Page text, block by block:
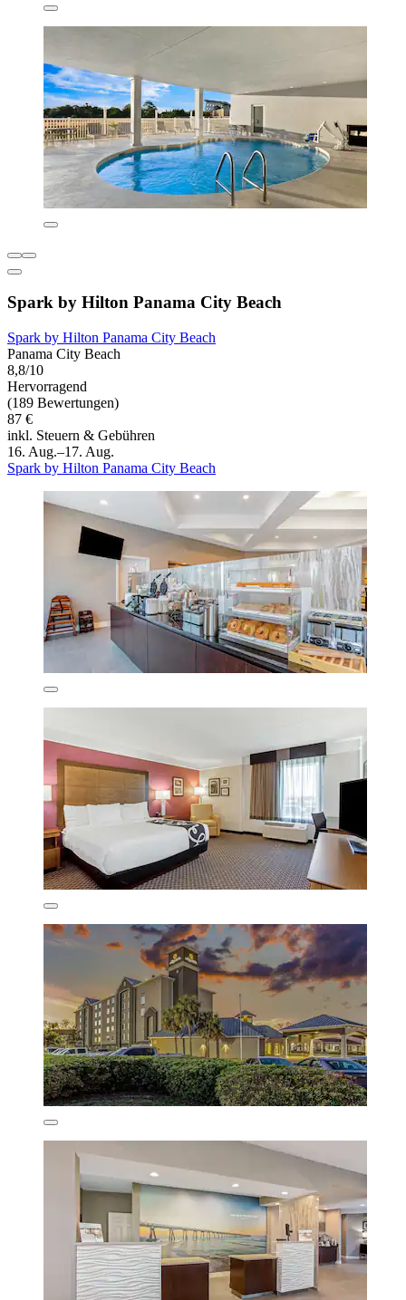
Spark by Hilton Panama City Beach
Spark by Hilton Panama City Beach
Panama City Beach
8,8/10
Hervorragend
(189 Bewertungen)
87 €
inkl. Steuern & Gebühren
16. Aug.–17. Aug.
Spark by Hilton Panama City Beach